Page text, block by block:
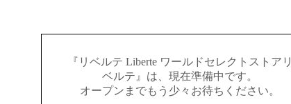
『リベルテ Liberte ワールドセレクトストアリ
ベルテ』は、現在準備中です。
オープンまでもう少々お待ちください。